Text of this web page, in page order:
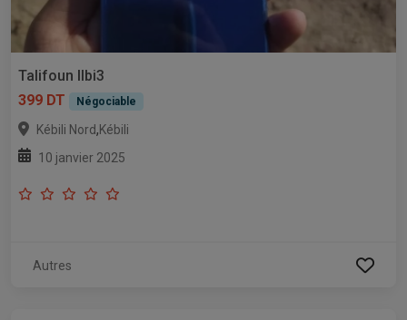
Talifoun llbi3
399 DT
Négociable
Kébili Nord,Kébili
10 janvier 2025
Autres